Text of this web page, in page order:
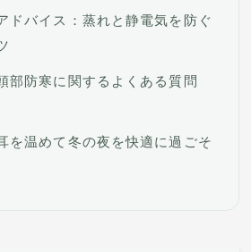
ドバイス：蒸れと静電気を防ぐ
部防寒に関するよくある質問
を温めて冬の夜を快適に過ごそ